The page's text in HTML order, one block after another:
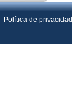
Política de privacidad